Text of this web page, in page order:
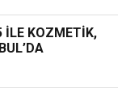
İLE KOZMETİK,